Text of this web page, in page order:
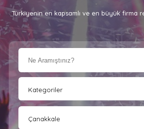
Türkiyenin en kapsamlı ve en büyük firma
Kategoriler
Çanakkale